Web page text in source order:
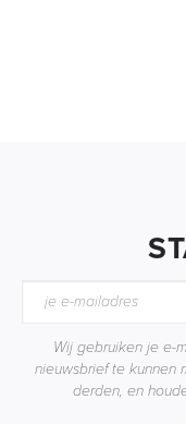
Wij gebruiken je e-
nieuwsbrief te kunnen
derden, en